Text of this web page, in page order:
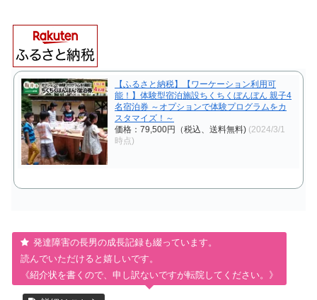
【ふるさと納税】【ワーケーション利用可
能！】体験型宿泊施設ちくちくぼんぼん 親子4
名宿泊券 ～オプションで体験プログラムをカ
スタマイズ！～
価格：79,500円（税込、送料無料) (2024/3/1
時点)
発達障害の長男の成長記録も綴っています。
読んでいただけると嬉しいです。
《紹介状を書くので、申し訳ないですが転院してください。》